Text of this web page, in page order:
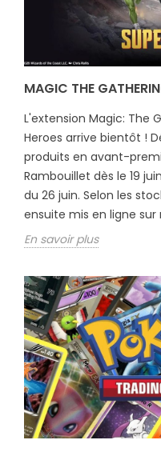
MAGIC THE
L'extension Magic: The
Heroes arrive bientôt !
produits en avant-
Rambouillet dès le 19
du 26 juin. Selon les
ensuite mis en ligne sur
En savoir plus